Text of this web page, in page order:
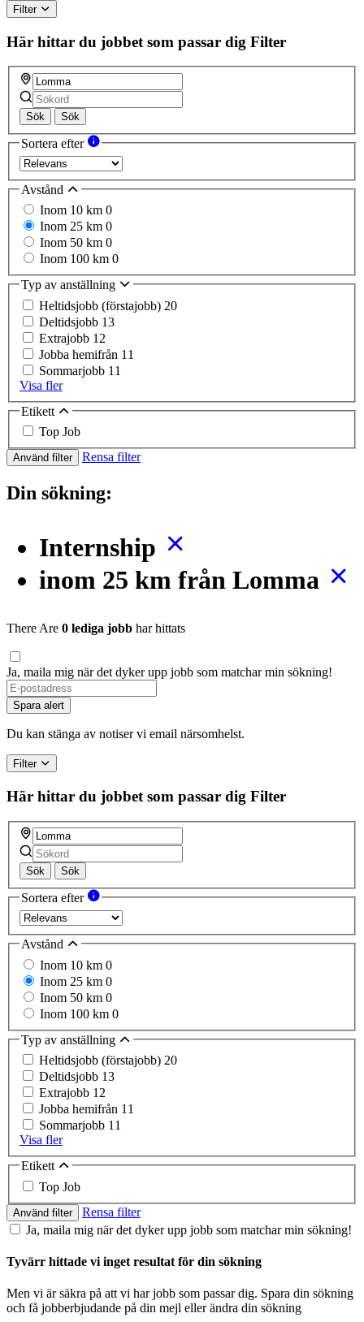
Filter
Här hittar du jobbet som passar dig Filter
Sök Sök
Sortera efter
Avstånd
Inom 10 km 0
Inom 25 km 0
Inom 50 km 0
Inom 100 km 0
Typ av anställning
Heltidsjobb (förstajobb) 20
Deltidsjobb 13
Extrajobb 12
Jobba hemifrån 11
Sommarjobb 11
Visa fler
Etikett
Top Job
Använd filter Rensa filter
Din sökning:
Internship
inom 25 km från Lomma
There Are 0 lediga jobb har hittats
Ja, maila mig när det dyker upp jobb som matchar min sökning!
If
you
are
a
ignore
this
field
Spara alert
Du kan stänga av notiser vi email närsomhelst.
Filter
Här hittar du jobbet som passar dig Filter
Sök Sök
Sortera efter
Avstånd
Inom 10 km 0
Inom 25 km 0
Inom 50 km 0
Inom 100 km 0
Typ av anställning
Heltidsjobb (förstajobb) 20
Deltidsjobb 13
Extrajobb 12
Jobba hemifrån 11
Sommarjobb 11
Visa fler
Etikett
Top Job
Använd filter
Rensa filter
Ja, maila mig när det dyker upp jobb som matchar min sökning!
Tyvärr hittade vi inget resultat för din sökning
Men vi är säkra på att vi har jobb som passar dig. Spara din sökning
och få jobberbjudande på din mejl eller ändra din sökning